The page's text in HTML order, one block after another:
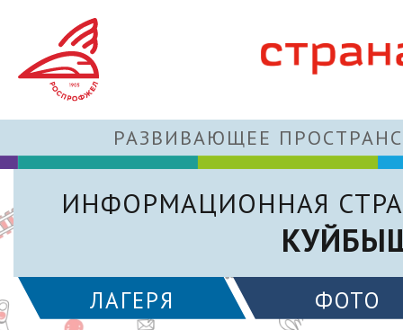
РАЗВИВАЮЩЕЕ
ИНФОРМАЦИОННАЯ
ЛАГЕРЯ ФОТО